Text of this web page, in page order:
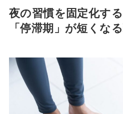
夜の習慣を固定化す
「停滞期」が短くな